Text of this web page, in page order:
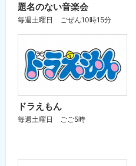
題名のない音楽会
毎週土曜日 ごぜん10時15分
ドラえもん
毎週土曜日 ごご5時